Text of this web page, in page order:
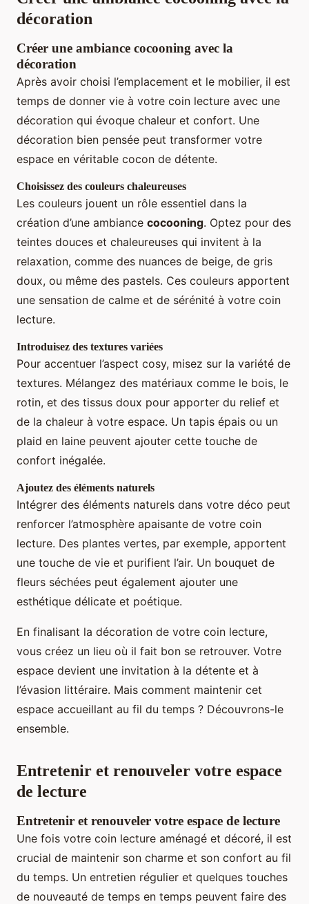
décoration
Créer une ambiance cocooning avec la
décoration
Après avoir choisi l’emplacement et le mobilier, il est
temps de donner vie à votre coin lecture avec une
décoration qui évoque chaleur et confort. Une
décoration bien pensée peut transformer votre
espace en véritable cocon de détente.
Choisissez des couleurs chaleureuses
Les couleurs jouent un rôle essentiel dans la
création d’une ambiance cocooning. Optez pour des
teintes douces et chaleureuses qui invitent à la
relaxation, comme des nuances de beige, de gris
doux, ou même des pastels. Ces couleurs apportent
une sensation de calme et de sérénité à votre coin
lecture.
Introduisez des textures variées
Pour accentuer l’aspect cosy, misez sur la variété de
textures. Mélangez des matériaux comme le bois, le
rotin, et des tissus doux pour apporter du relief et
de la chaleur à votre espace. Un tapis épais ou un
plaid en laine peuvent ajouter cette touche de
confort inégalée.
Ajoutez des éléments naturels
Intégrer des éléments naturels dans votre déco peut
renforcer l’atmosphère apaisante de votre coin
lecture. Des plantes vertes, par exemple, apportent
une touche de vie et purifient l’air. Un bouquet de
fleurs séchées peut également ajouter une
esthétique délicate et poétique.
En finalisant la décoration de votre coin lecture,
vous créez un lieu où il fait bon se retrouver. Votre
espace devient une invitation à la détente et à
l’évasion littéraire. Mais comment maintenir cet
espace accueillant au fil du temps ? Découvrons-le
ensemble.
Entretenir et renouveler votre espace
de lecture
Entretenir et renouveler votre espace de lecture
Une fois votre coin lecture aménagé et décoré, il est
crucial de maintenir son charme et son confort au fil
du temps. Un entretien régulier et quelques touches
de nouveauté de temps en temps peuvent faire des